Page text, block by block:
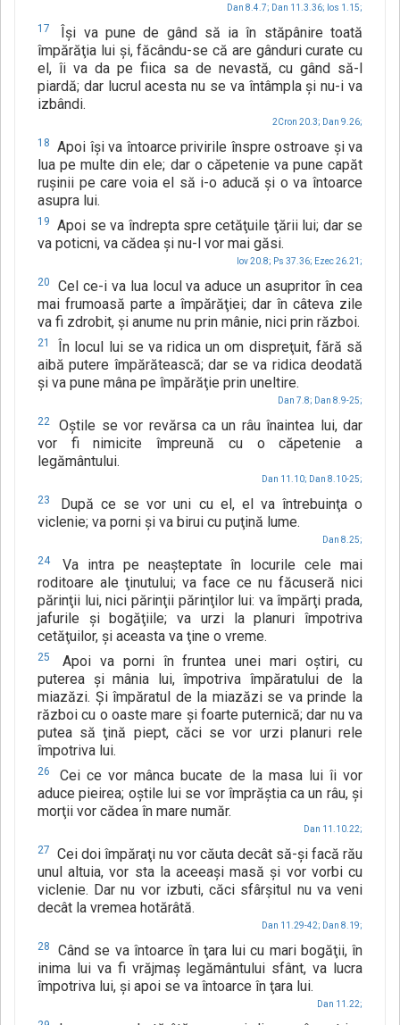
Dan 8.4.7; Dan 11.3.36; Ios 1.15;
17
Îşi va pune de gând să ia în stăpânire toată
împărăţia lui şi, făcându-se că are gânduri curate cu
el, îi va da pe fiica sa de nevastă, cu gând să-l
piardă; dar lucrul acesta nu se va întâmpla şi nu-i va
izbândi.
2Cron 20.3; Dan 9.26;
18
Apoi îşi va întoarce privirile înspre ostroave şi va
lua pe multe din ele; dar o căpetenie va pune capăt
ruşinii pe care voia el să i-o aducă şi o va întoarce
asupra lui.
19
Apoi se va îndrepta spre cetăţuile ţării lui; dar se
va poticni, va cădea şi nu-l vor mai găsi.
Iov 20.8; Ps 37.36; Ezec 26.21;
20
Cel ce-i va lua locul va aduce un asupritor în cea
mai frumoasă parte a împărăţiei; dar în câteva zile
va fi zdrobit, şi anume nu prin mânie, nici prin război.
21
În locul lui se va ridica un om dispreţuit, fără să
aibă putere împărătească; dar se va ridica deodată
şi va pune mâna pe împărăţie prin uneltire.
Dan 7.8; Dan 8.9-25;
22
Oştile se vor revărsa ca un râu înaintea lui, dar
vor fi nimicite împreună cu o căpetenie a
legământului.
Dan 11.10; Dan 8.10-25;
23
După ce se vor uni cu el, el va întrebuinţa o
viclenie; va porni şi va birui cu puţină lume.
Dan 8.25;
24
Va intra pe neaşteptate în locurile cele mai
roditoare ale ţinutului; va face ce nu făcuseră nici
părinţii lui, nici părinţii părinţilor lui: va împărţi prada,
jafurile şi bogăţiile; va urzi la planuri împotriva
cetăţuilor, şi aceasta va ţine o vreme.
25
Apoi va porni în fruntea unei mari oştiri, cu
puterea şi mânia lui, împotriva împăratului de la
miazăzi. Şi împăratul de la miazăzi se va prinde la
război cu o oaste mare şi foarte puternică; dar nu va
putea să ţină piept, căci se vor urzi planuri rele
împotriva lui.
26
Cei ce vor mânca bucate de la masa lui îi vor
aduce pieirea; oştile lui se vor împrăştia ca un râu, şi
morţii vor cădea în mare număr.
Dan 11.10.22;
27
Cei doi împăraţi nu vor căuta decât să-şi facă rău
unul altuia, vor sta la aceeaşi masă şi vor vorbi cu
viclenie. Dar nu vor izbuti, căci sfârşitul nu va veni
decât la vremea hotărâtă.
Dan 11.29-42; Dan 8.19;
28
Când se va întoarce în ţara lui cu mari bogăţii, în
inima lui va fi vrăjmaş legământului sfânt, va lucra
împotriva lui, şi apoi se va întoarce în ţara lui.
Dan 11.22;